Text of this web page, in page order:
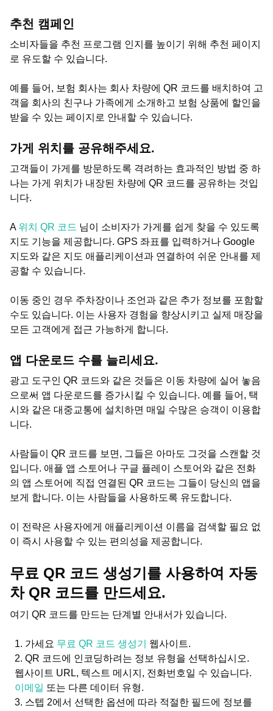
추천 캠페인
소비자들을 추천 프로그램 인지를 높이기 위해 추천 페이지
로 유도할 수 있습니다.
예를 들어, 보험 회사는 회사 차량에 QR 코드를 배치하여 고
객을 회사의 친구나 가족에게 소개하고 보험 상품에 할인을
받을 수 있는 페이지로 안내할 수 있습니다.
가게 위치를 공유해주세요.
고객들이 가게를 방문하도록 격려하는 효과적인 방법 중 하
나는 가게 위치가 내장된 차량에 QR 코드를 공유하는 것입
니다.
A 위치 QR 코드 님이 소비자가 가게를 쉽게 찾을 수 있도록
지도 기능을 제공합니다. GPS 좌표를 입력하거나 Google
지도와 같은 지도 애플리케이션과 연결하여 쉬운 안내를 제
공할 수 있습니다.
이동 중인 경우 주차장이나 조언과 같은 추가 정보를 포함할
수도 있습니다. 이는 사용자 경험을 향상시키고 실제 매장을
모든 고객에게 접근 가능하게 합니다.
앱 다운로드 수를 늘리세요.
광고 도구인 QR 코드와 같은 것들은 이동 차량에 실어 놓음
으로써 앱 다운로드를 증가시킬 수 있습니다. 예를 들어, 택
시와 같은 대중교통에 설치하면 매일 수많은 승객이 이용합
니다.
사람들이 QR 코드를 보면, 그들은 아마도 그것을 스캔할 것
입니다. 애플 앱 스토어나 구글 플레이 스토어와 같은 전화
의 앱 스토어에 직접 연결된 QR 코드는 그들이 당신의 앱을
보게 합니다. 이는 사람들을 사용하도록 유도합니다.
이 전략은 사용자에게 애플리케이션 이름을 검색할 필요 없
이 즉시 사용할 수 있는 편의성을 제공합니다.
무료 QR 코드 생성기를 사용하여 자동
차 QR 코드를 만드세요.
여기 QR 코드를 만드는 단계별 안내서가 있습니다.
가세요 무료 QR 코드 생성기
웹사이트.
QR 코드에 인코딩하려는 정보 유형을 선택하십시오.
웹사이트 URL, 텍스트 메시지, 전화번호일 수 있습니다.
이메일 또는 다른 데이터 유형.
스텝 2에서 선택한 옵션에 따라 적절한 필드에 정보를